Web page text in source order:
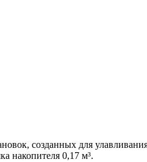
созданных для
накопителя 0,17 м³.